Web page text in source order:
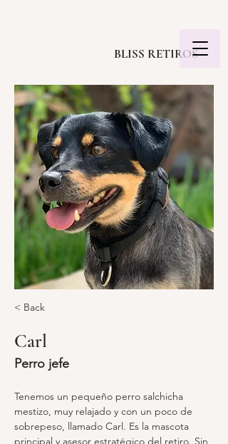
BLISS RETIROS
< Back
Carl
Perro jefe
Tenemos un pequeño perro salchicha
mestizo, muy relajado y con un poco de
sobrepeso, llamado Carl. Es la mascota
principal y asesor estratégico del retiro. Sin